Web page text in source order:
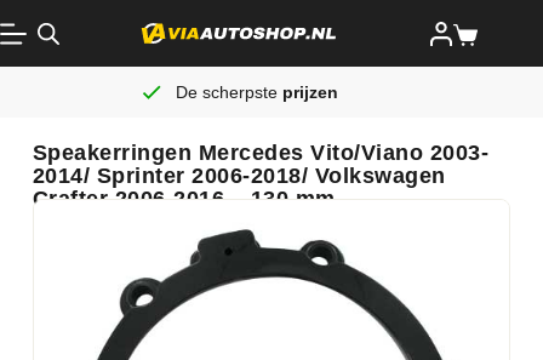
De scherpste prijzen
Speakerringen Mercedes Vito/Viano 2003-
2014/ Sprinter 2006-2018/ Volkswagen
Crafter 2006-2016 – 130 mm